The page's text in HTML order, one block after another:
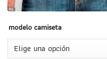
modelo camiseta